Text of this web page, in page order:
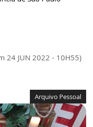
24 JUN 2022 - 10H55)
Arquivo Pessoal